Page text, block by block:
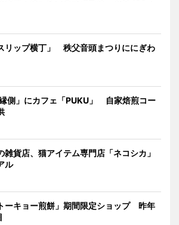
リップ横丁」 秩父音頭まつりににぎわ
側」にカフェ「PUKU」 自家焙煎コー
雑貨店、猫アイテム専門店「ネコシカ」
ル
ーキョー煎餅」期間限定ショップ 昨年